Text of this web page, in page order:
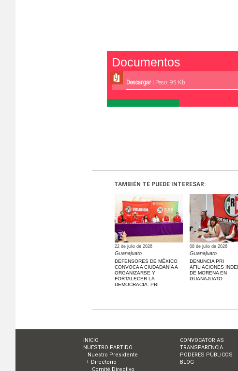
Documentos
Descargar | Peso: 95 Kb
TAMBIÉN TE PUEDE INTERESAR:
22 de julio de 2026
Guanajuato
DEFENSORES DE MÉXICO
CONVOCA A CIUDADANÍA A
ORGANIZARSE Y
FORTALECER LA
DEMOCRACIA: PRI
08 de julio de 2026
Guanajuato
DENUNCIA PRI
AFILIACIONES
DE MORENA EN
GUANAJUATO
INICIO
NUESTRO PARTIDO
Nuestro Presidente
+ Directorio
Comité Directivo
CONVOCATORIAS
TRANSPARENCIA
PODERES PÚBLICOS
BLOG